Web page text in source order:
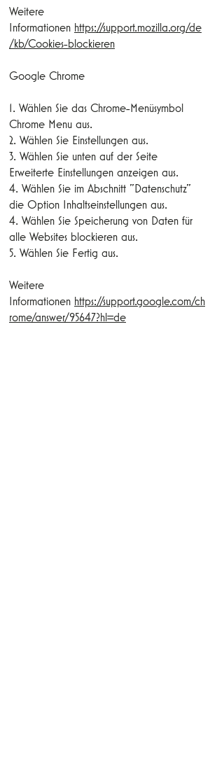
Weitere
Informationen https://support.mozilla.org/de
/kb/Cookies-blockieren
Google Chrome
1. Wählen Sie das Chrome-Menüsymbol
Chrome Menu aus.
2. Wählen Sie Einstellungen aus.
3. Wählen Sie unten auf der Seite
Erweiterte Einstellungen anzeigen aus.
4. Wählen Sie im Abschnitt "Datenschutz"
die Option Inhaltseinstellungen aus.
4. Wählen Sie Speicherung von Daten für
alle Websites blockieren aus.
5. Wählen Sie Fertig aus.
Weitere
Informationen https://support.google.com/ch
rome/answer/95647?hl=de